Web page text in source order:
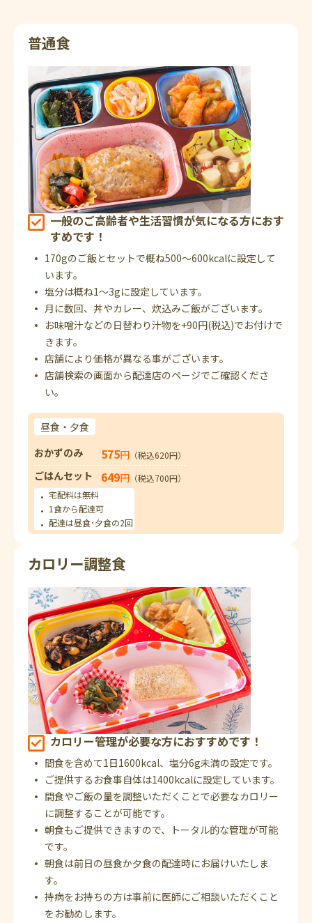
普通食
一般のご高齢者や生活習慣が気になる方におす
すめです！
170gのご飯とセットで概ね500～600kcalに設定して
います。
塩分は概ね1～3gに設定しています。
月に数回、丼やカレー、炊込みご飯がございます。
お味噌汁などの日替わり汁物を+90円(税込)でお付けで
きます。
店舗により価格が異なる事がございます。
店舗検索の画面から配達店のページでご確認くださ
い。
昼食・夕食
おかずのみ
575円 （税込620円）
ごはんセット 649円 （税込700円）
宅配料は無料
1食から配達可
配達は昼食･夕食の2回
カロリー調整食
カロリー管理が必要な方におすすめです！
間食を含めて1日1600kcal、塩分6g未満の設定です。
ご提供するお食事自体は1400kcalに設定しています。
間食やご飯の量を調整いただくことで必要なカロリー
に調整することが可能です。
朝食もご提供できますので、トータル的な管理が可能
です。
朝食は前日の昼食か夕食の配達時にお届けいたしま
す。
持病をお持ちの方は事前に医師にご相談いただくこと
をお勧めします。